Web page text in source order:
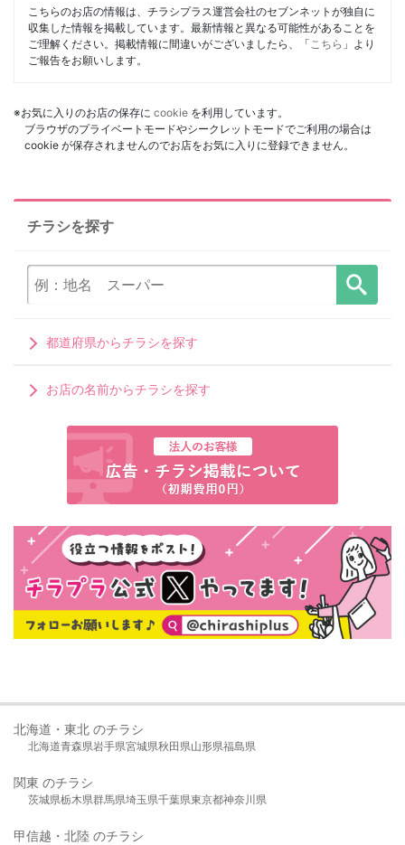
こちらのお店の情報は、チラシプラス運営会社のセブンネットが独自に
収集した情報を掲載しています。最新情報と異なる可能性があることを
ご理解ください。掲載情報に間違いがございましたら、「 こちら 」より
ご報告をお願いします。
※お気に入りのお店の保存に cookie を利用しています。
ブラウザのプライベートモードやシークレットモードでご利用の場合は
cookie が保存されませんのでお店をお気に入りに登録できません。
チラシを探す
都道府県からチラシを探す
お店の名前からチラシを探す
北海道・東北 のチラシ
北海道青森県岩手県宮城県秋田県山形県福島県
関東 のチラシ
茨城県栃木県群馬県埼玉県千葉県東京都神奈川県
甲信越・北陸 のチラシ